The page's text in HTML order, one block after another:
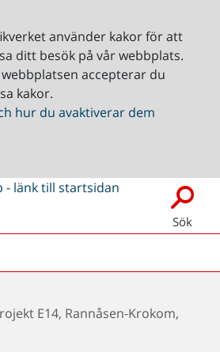
använder kakor för att
ditt besök på vår webbplats.
accepterar du
kakor.
hur du avaktiverar dem
Sök
E14, Rannåsen-Krokom,